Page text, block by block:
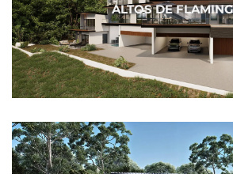
ALTOS DE